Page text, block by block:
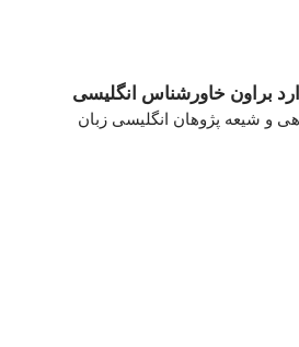
براون خاورشناس انگلیسی